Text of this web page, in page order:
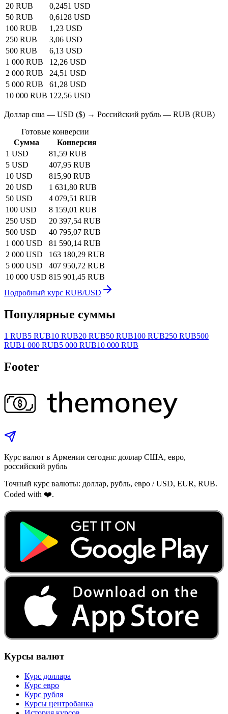
20 RUB
0,2451 USD
50 RUB
0,6128 USD
100 RUB
1,23 USD
250 RUB
3,06 USD
500 RUB
6,13 USD
1 000 RUB
12,26 USD
2 000 RUB
24,51 USD
5 000 RUB
61,28 USD
10 000 RUB 122,56 USD
Доллар сша — USD ($) → Российский рубль — RUB (RUB)
Готовые конверсии
Сумма
Конверсия
1 USD
81,59 RUB
5 USD
407,95 RUB
10 USD
815,90 RUB
20 USD
1 631,80 RUB
50 USD
4 079,51 RUB
100 USD
8 159,01 RUB
250 USD
20 397,54 RUB
500 USD
40 795,07 RUB
1 000 USD
81 590,14 RUB
2 000 USD
163 180,29 RUB
5 000 USD
407 950,72 RUB
10 000 USD 815 901,45 RUB
Подробный курс RUB/USD
Популярные суммы
1 RUB5 RUB10 RUB20 RUB50 RUB100 RUB250 RUB500
RUB1 000 RUB5 000 RUB10 000 RUB
Footer
Курс валют в Армении сегодня: доллар США, евро,
российский рубль
Точный курс валюты: доллар, рубль, евро / USD, EUR, RUB.
Coded with ❤️.
Курсы валют
Курс доллара
Курс евро
Курс рубля
Курсы центробанка